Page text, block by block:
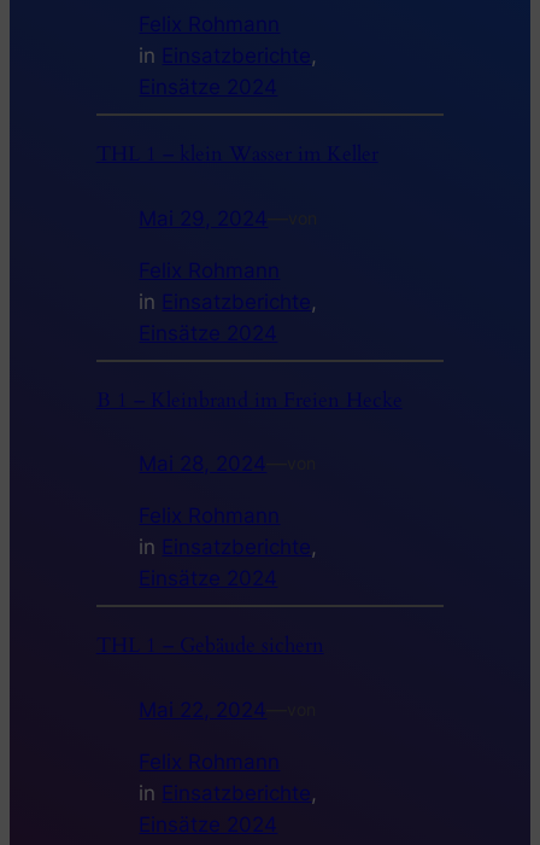
in
THL 1 – klein Wasser im Keller
Mai 29, 2024
Felix Rohmann
in Einsatzberichte
Einsätze 2024
B 1 – Kleinbrand im Freien Hecke
Mai 28, 2024
Felix Rohmann
in Einsatzberichte
Einsätze 2024
THL 1 – Gebäude sichern
Mai 22, 2024
Felix Rohmann
in Einsatzberichte
Einsätze 2024